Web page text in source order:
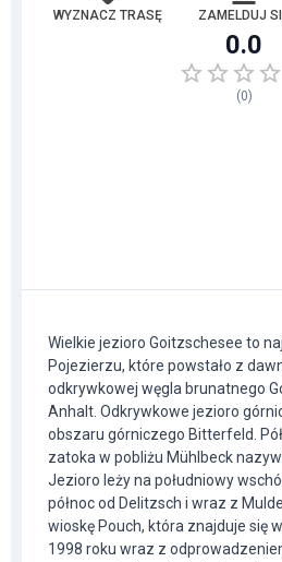
WYZNACZ TRASĘ ZAMELDUJ
0.0
(0)
Wielkie jezioro Goitzschesee to
Pojezierzu, które powstało z
odkrywkowej węgla brunatnego
Anhalt. Odkrywkowe jezioro
obszaru górniczego Bitterfeld.
zatoka w pobliżu Mühlbeck
Jezioro leży na południowy
północ od Delitzsch i wraz z
wioskę Pouch, która znajduje się
1998 roku wraz z